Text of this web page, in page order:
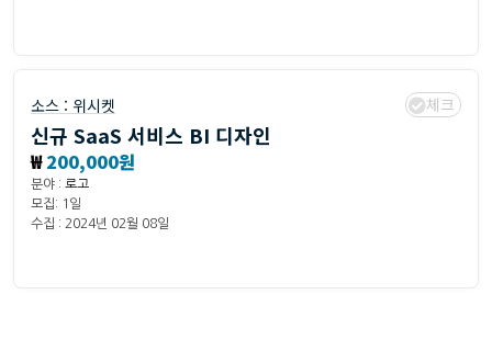
소스 : 위시켓 체크
신규 SaaS 서비스 BI 디자인
₩200,000원
분야 : 로고
모집: 1일
수집 : 2024년 02월 08일